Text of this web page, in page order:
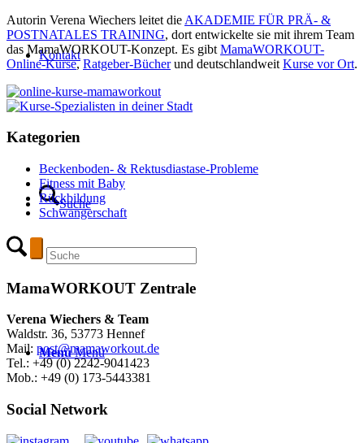
Kontakt
Suche
Menü Menü
Autorin Verena Wiechers leitet die AKADEMIE FÜR PRÄ- &
POSTNATALES TRAINING, dort entwickelte sie mit ihrem Team
das MamaWORKOUT-Konzept. Es gibt MamaWORKOUT-
Online-Kurse,Ratgeber-Bücherund deutschlandweit Kurse vor Ort.
Kategorien
Beckenboden- & Rektusdiastase-Probleme
Fitness mit Baby
Rückbildung
Schwangerschaft
MamaWORKOUT Zentrale
Verena Wiechers & Team
Waldstr. 36, 53773 Hennef
Mail: post@mamaworkout.de
Tel.: +49 (0) 2242-9041423
Mob.: +49 (0) 173-5443381
Social Network